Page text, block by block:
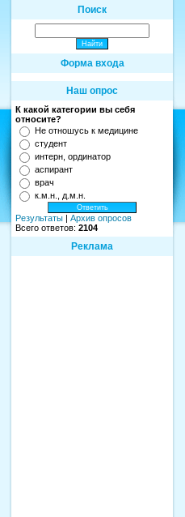
Поиск
Форма входа
Наш опрос
К какой категории вы себя
относите?
Не отношусь к медицине
студент
интерн, ординатор
аспирант
врач
к.м.н., д.м.н.
Результаты | Архив опросов
Всего ответов: 2104
Реклама